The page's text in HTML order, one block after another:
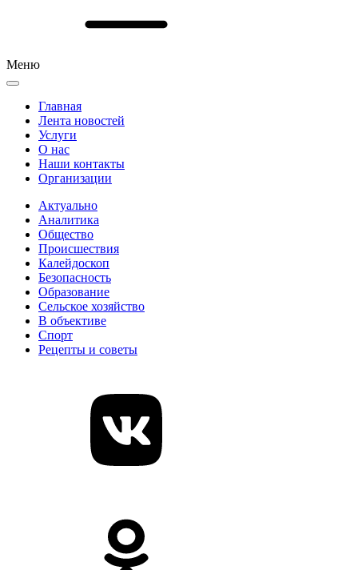
Меню
Главная
Лента новостей
Услуги
О нас
Наши контакты
Организации
Актуально
Аналитика
Общество
Происшествия
Калейдоскоп
Безопасность
Образование
Сельское хозяйство
В объективе
Спорт
Рецепты и советы